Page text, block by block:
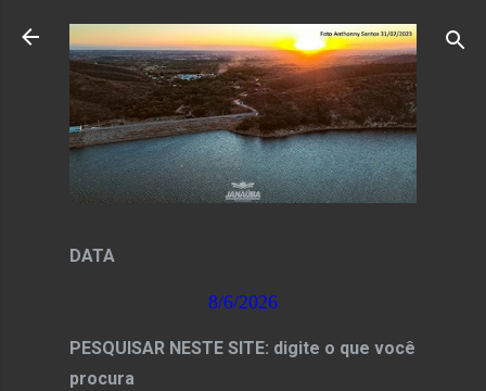
Pular para o conteúdo principal
DATA
8/6/2026
PESQUISAR NESTE SITE: digite o que você
procura